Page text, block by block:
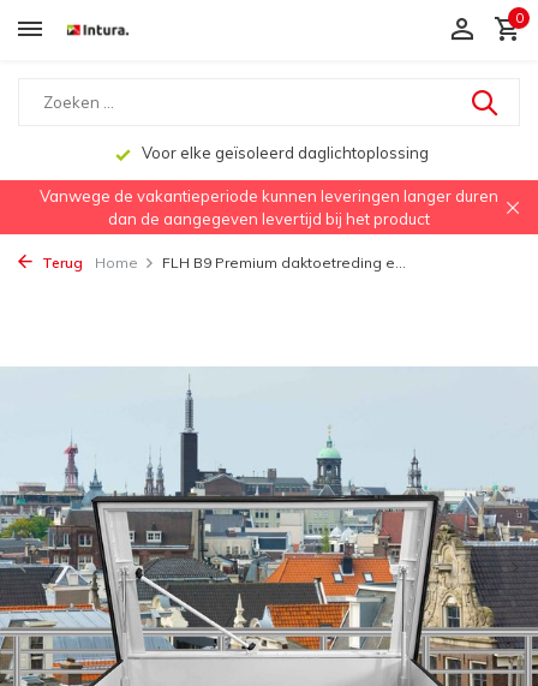
0
Snelle levering
Vanwege de vakantieperiode kunnen leveringen langer duren
dan de aangegeven levertijd bij het product
Terug Home FLH B9 Premium daktoetreding e...